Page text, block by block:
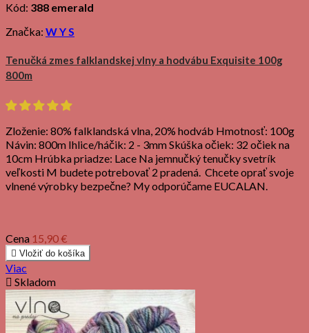
Kód: 388 emerald
Značka: W Y S
Tenučká zmes falklandskej vlny a hodvábu Exquisite 100g
800m
Zloženie: 80% falklandská vlna, 20% hodváb Hmotnosť: 100g
Návin: 800m Ihlice/háčik: 2 - 3mm Skúška očiek: 32 očiek na
10cm Hrúbka priadze: Lace Na jemnučký tenučky svetrík
veľkosti M budete potrebovať 2 pradená. Chcete oprať svoje
vlnené výrobky bezpečne? My odporúčame EUCALAN.
Cena 15,90 €
 Vložiť do košíka
Viac
 Skladom